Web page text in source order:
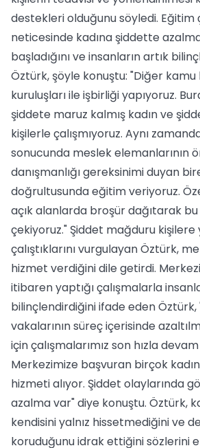
destekleri olduğunu söyledi. Eğitim
neticesinde kadına şiddette
başladığını ve insanların artık
Öztürk, şöyle konuştu: "Diğer
kuruluşları ile işbirliği yapıyoruz.
şiddete maruz kalmış kadın ve
kişilerle çalışmıyoruz. Aynı
sonucunda meslek elemanlarının
danışmanlığı gereksinimi duyan
doğrultusunda eğitim veriyoruz.
açık alanlarda broşür dağıtarak
çekiyoruz." Şiddet mağduru kişilere
çalıştıklarını vurgulayan Öztürk,
hizmet verdiğini dile getirdi.
itibaren yaptığı çalışmalarla
bilinçlendirdiğini ifade eden Öztürk,
vakalarının süreç içerisinde
için çalışmalarımız son hızla
Merkezimize başvuran birçok
hizmeti alıyor. Şiddet olaylarında
azalma var" diye konuştu. Öztürk,
kendisini yalnız hissetmediğini ve
koruduğunu idrak ettiğini sözlerini